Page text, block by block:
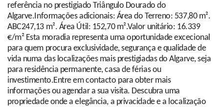
referência no prestigiado Triângulo Dourado do
Algarve.Informações adicionais: Área do Terreno: 537,80 m².
ABC247,13 m². Área Útil: 152,70 m².Valor unitário: 16.339
€/m² Esta moradia representa uma oportunidade excecional
para quem procura exclusividade, segurança e qualidade de
vida numa das localizações mais prestigiadas do Algarve, seja
para residência permanente, casa de férias ou
investimento.Entre em contacto para obter mais
informações ou agendar a sua visita. Descubra uma
propriedade onde a elegância, a privacidade e a localização